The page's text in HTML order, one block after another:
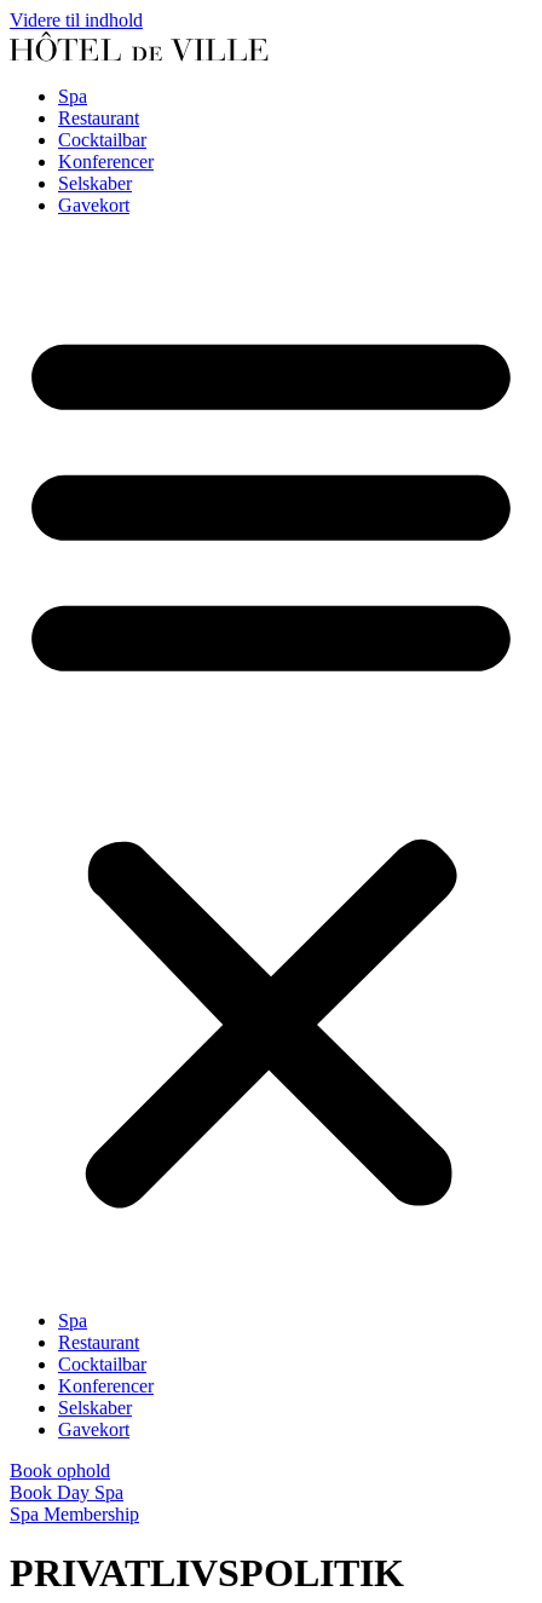
Videre til indhold
Spa
Restaurant
Cocktailbar
Konferencer
Selskaber
Gavekort
Spa
Restaurant
Cocktailbar
Konferencer
Selskaber
Gavekort
Book ophold
Book Day Spa
Spa Membership
PRIVATLIVSPOLITIK